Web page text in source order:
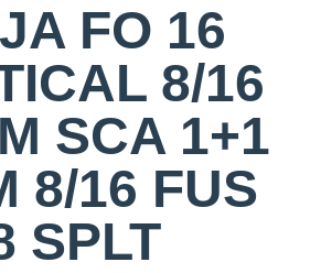
FO 16
8/16
SCA 1+1
8/16 FUS
SPLT